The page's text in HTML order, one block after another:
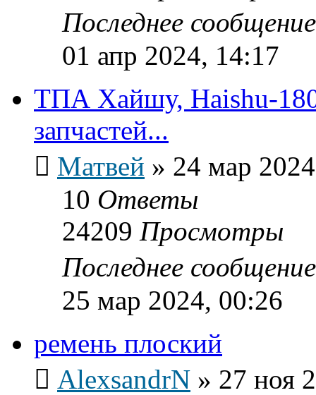
Последнее
01 апр 2024, 14:17
ТПА Хайшу, Haishu-
запчастей...
Матвей » 24 мар
10 Ответы
24209 Просмотры
Последнее
25 мар 2024, 00:26
ремень плоский
AlexsandrN » 27 ноя